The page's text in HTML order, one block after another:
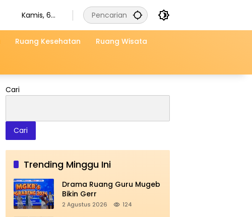
Kamis, 6
Ruang Kesehatan Ruang Wisata
Cari
Cari
Trending Minggu Ini
Drama Ruang Guru Mugeb
Bikin Gerr
2 Agustus 2026 124